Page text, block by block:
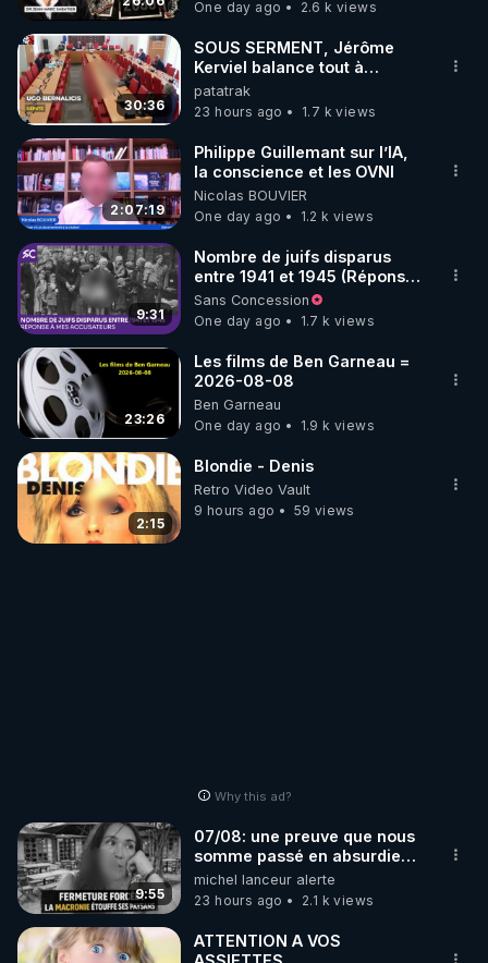
code : REGENERE10
▶ 30 jours gratuit sur l’application de méditation et
de bien-être ENVOL :
Rendez-vous sur https://www.envol.app/code
le code : REGENERE
One day ago
2.6 k views
30:36
SOUS SERMENT, Jérôme
Kerviel balance tout à
l'Assemblée !
patatrak
23 hours ago
1.7 k views
2:07:19
Philippe Guillemant sur l’IA,
la conscience et les OVNI
Nicolas BOUVIER
One day ago
1.2 k views
9:31
Nombre de juifs disparus
entre 1941 et 1945 (Réponse
à mes accusateurs)
Sans Concession
One day ago
1.7 k views
23:26
Les films de Ben Garneau =
2026-08-08
Ben Garneau
One day ago
1.9 k views
2:15
Blondie - Denis
Retro Video Vault
9 hours ago
59 views
Why this ad?
9:55
07/08: une preuve que nous
somme passé en absurdie
une dictature qui veut faire
taire ses opposant !
michel lanceur alerte
23 hours ago
2.1 k views
ATTENTION A VOS